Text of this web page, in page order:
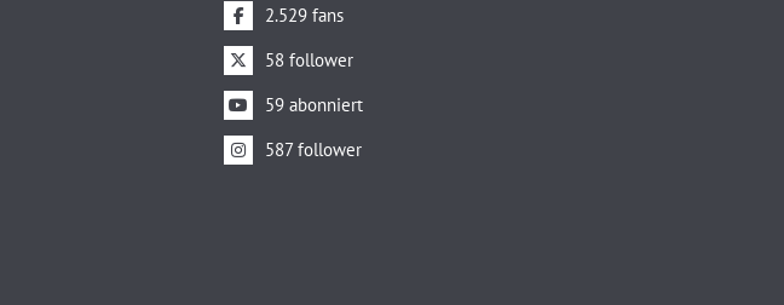
2.529 fans
58 follower
59 abonniert
587 follower